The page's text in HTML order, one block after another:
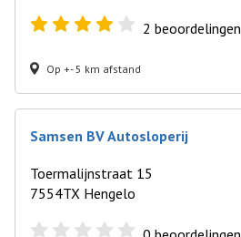
2 beoordelingen
Op +- 5 km afstand
Samsen BV Autosloperij
Toermalijnstraat 15
7554TX Hengelo